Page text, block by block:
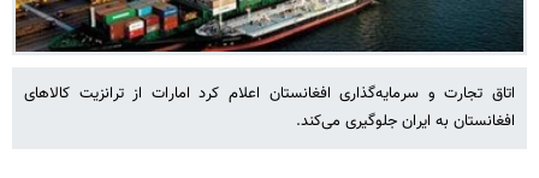
اتاق تجارت و سرمایه‌گذاری افغانستان اعلام کرد امارات از ترانزیت کالاهای
افغانستان به ایران جلوگیری می‌کند.